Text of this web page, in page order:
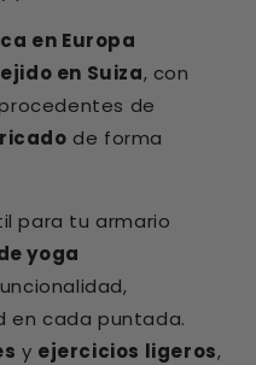
en Europa
en Suiza, con
de
de forma
para tu armario
yoga
en cada puntada.
y ejercicios ligeros,